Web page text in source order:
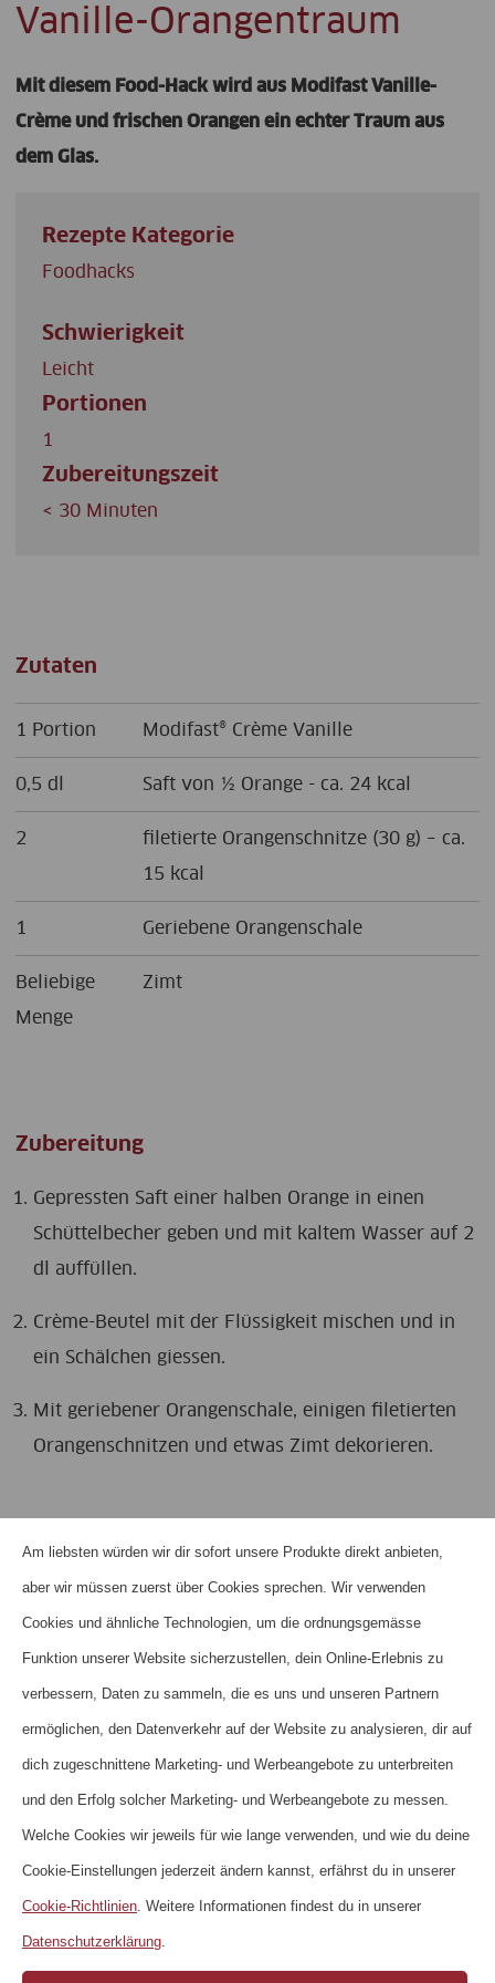
Vanille-Orangentraum
Mit diesem Food-Hack wird aus Modifast Vanille-
Crème und frischen Orangen ein echter Traum aus
dem Glas.
Rezepte Kategorie
Foodhacks
Schwierigkeit
Leicht
Portionen
1
Zubereitungszeit
< 30 Minuten
Zutaten
1 Portion Modifast® Crème Vanille
0,5 dl Saft von ½ Orange - ca. 24 kcal
2
filetierte Orangenschnitze (30 g) – ca.
15 kcal
1 Geriebene Orangenschale
Beliebige
Menge
Zimt
Zubereitung
Gepressten Saft einer halben Orange in einen
Schüttelbecher geben und mit kaltem Wasser auf 2
dl auffüllen.
Crème-Beutel mit der Flüssigkeit mischen und in
ein Schälchen giessen.
Mit geriebener Orangenschale, einigen filetierten
Orangenschnitzen und etwas Zimt dekorieren.
HOME
ÜBER UNS
KONTAKT
HÄUFIGE FRAGEN
NEWSLETTER
NUTZUNGSBEDINGUNGEN
DATENSCHUTZERKLÄRUNG
KARRIERE
Am liebsten würden wir dir sofort unsere Produkte direkt anbieten,
aber wir müssen zuerst über Cookies sprechen. Wir verwenden
Cookies und ähnliche Technologien, um die ordnungsgemässe
Funktion unserer Website sicherzustellen, dein Online-Erlebnis zu
verbessern, Daten zu sammeln, die es uns und unseren Partnern
ermöglichen, den Datenverkehr auf der Website zu analysieren, dir auf
dich zugeschnittene Marketing- und Werbeangebote zu unterbreiten
und den Erfolg solcher Marketing- und Werbeangebote zu messen.
Welche Cookies wir jeweils für wie lange verwenden, und wie du deine
Cookie-Einstellungen jederzeit ändern kannst, erfährst du in unserer
Cookie-Richtlinien. Weitere Informationen findest du in unserer
Datenschutzerklärung.